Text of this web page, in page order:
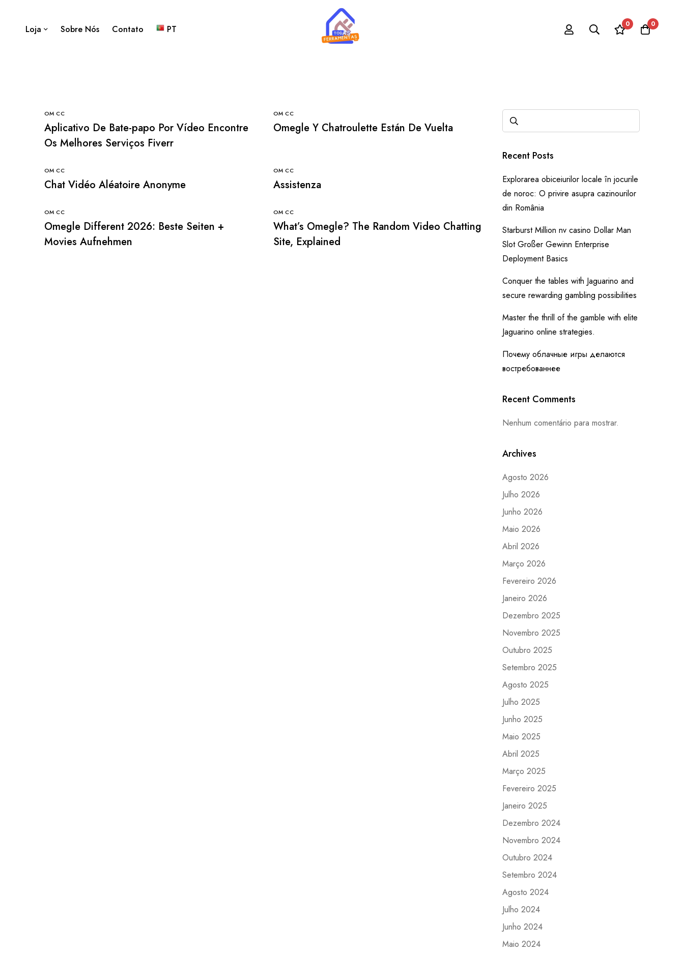
Loja Sobre Nós Contato PT 0 0
OM CC
Aplicativo De Bate-papo Por Vídeo Encontre
Os Melhores Serviços Fiverr
OM CC
Omegle Y Chatroulette Están De Vuelta
OM CC
Chat Vidéo Aléatoire Anonyme
OM CC
Assistenza
OM CC
Omegle Different 2026: Beste Seiten +
Movies Aufnehmen
OM CC
What’s Omegle? The Random Video Chatting
Site, Explained
Recent Posts
Explorarea obiceiurilor locale în jocurile
de noroc: O privire asupra cazinourilor
din România
Starburst Million nv casino Dollar Man
Slot Großer Gewinn Enterprise
Deployment Basics
Conquer the tables with Jaguarino and
secure rewarding gambling possibilities
Master the thrill of the gamble with elite
Jaguarino online strategies.
Почему облачные игры делаются
востребованнее
Recent Comments
Nenhum comentário para mostrar.
Archives
Agosto 2026
Julho 2026
Junho 2026
Maio 2026
Abril 2026
Março 2026
Fevereiro 2026
Janeiro 2026
Dezembro 2025
Novembro 2025
Outubro 2025
Setembro 2025
Agosto 2025
Julho 2025
Junho 2025
Maio 2025
Abril 2025
Março 2025
Fevereiro 2025
Janeiro 2025
Dezembro 2024
Novembro 2024
Outubro 2024
Setembro 2024
Agosto 2024
Julho 2024
Junho 2024
Maio 2024